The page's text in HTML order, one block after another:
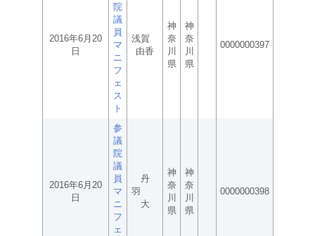
2016年6月20
日
院
議
員
マ
ニ
フ
ェ
ス
ト
浅賀
由香
神
奈
川
県
神
奈
川
県
0000000397
2016年6月20
日
参
議
院
議
員
マ
ニ
フ
ェ
丹
羽
大
神
奈
川
県
神
奈
川
県
0000000398